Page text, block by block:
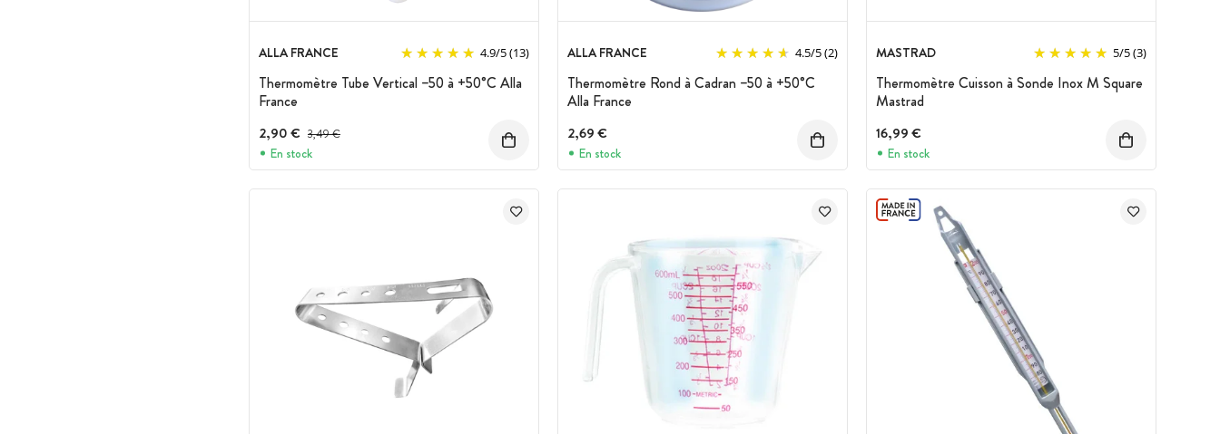
ALLA FRANCE 4.9/5(13)
Thermomètre Tube Vertical –50 à +50°C Alla
France
2,90 € Prix avant réduction :
3,49 €
En stock
ALLA FRANCE 4.5/5(2)
Thermomètre Rond à Cadran –50 à +50°C
Alla France
2,69 €
En stock
MASTRAD 5/5(3)
Thermomètre Cuisson à Sonde Inox M Square
Mastrad
16,99 €
En stock